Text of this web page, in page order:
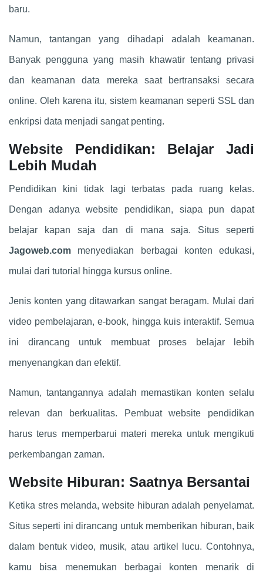
baru.
Namun, tantangan yang dihadapi adalah keamanan.
Banyak pengguna yang masih khawatir tentang privasi
dan keamanan data mereka saat bertransaksi secara
online. Oleh karena itu, sistem keamanan seperti SSL dan
enkripsi data menjadi sangat penting.
Website Pendidikan: Belajar Jadi
Lebih Mudah
Pendidikan kini tidak lagi terbatas pada ruang kelas.
Dengan adanya website pendidikan, siapa pun dapat
belajar kapan saja dan di mana saja. Situs seperti
Jagoweb.com menyediakan berbagai konten edukasi,
mulai dari tutorial hingga kursus online.
Jenis konten yang ditawarkan sangat beragam. Mulai dari
video pembelajaran, e-book, hingga kuis interaktif. Semua
ini dirancang untuk membuat proses belajar lebih
menyenangkan dan efektif.
Namun, tantangannya adalah memastikan konten selalu
relevan dan berkualitas. Pembuat website pendidikan
harus terus memperbarui materi mereka untuk mengikuti
perkembangan zaman.
Website Hiburan: Saatnya Bersantai
Ketika stres melanda, website hiburan adalah penyelamat.
Situs seperti ini dirancang untuk memberikan hiburan, baik
dalam bentuk video, musik, atau artikel lucu. Contohnya,
kamu bisa menemukan berbagai konten menarik di